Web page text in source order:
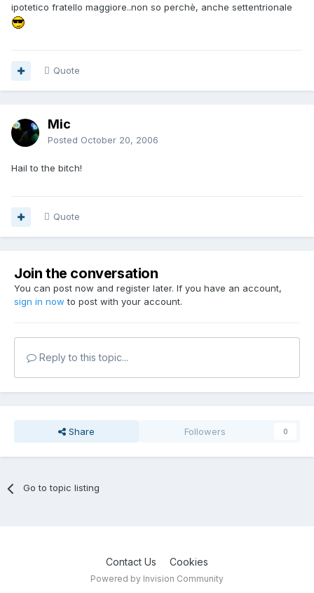
ipotetico fratello maggiore..non so perchè, anche settentrionale
Quote
Mic
Posted October 20, 2006
Hail to the bitch!
Quote
Join the conversation
You can post now and register later. If you have an account,
sign in now to post with your account.
Reply to this topic...
Share Followers 0
Go to topic listing
Contact Us Cookies
Powered by Invision Community